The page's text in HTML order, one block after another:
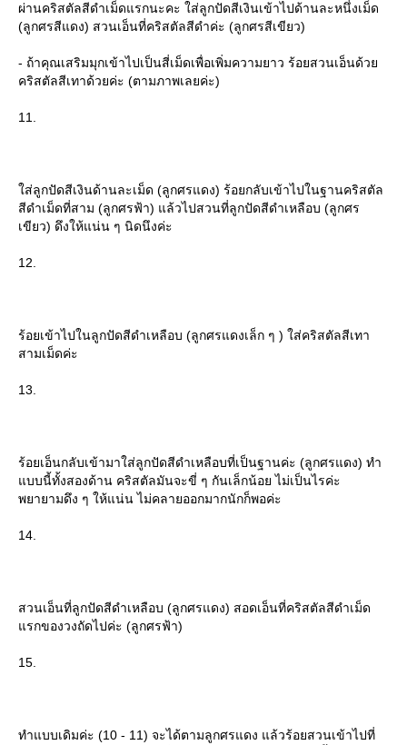
ผ่านคริสตัลสีดำเม็ดแรกนะคะ ใส่ลูกปัดสีเงินเข้าไปด้านละหนึ่งเม็ด
(ลูกศรสีแดง) สวนเอ็นที่คริสตัลสีดำค่ะ (ลูกศรสีเขียว)
- ถ้าคุณเสริมมุกเข้าไปเป็นสี่เม็ดเพื่อเพิ่มความยาว ร้อยสวนเอ็นด้ว
คริสตัลสีเทาด้วยค่ะ (ตามภาพเลยค่ะ)
11.
ส่ลูกปัดสีเงินด้านละเม็ด (ลูกศรแดง) ร้อยกลับเข้าไปในฐานคริสตัล
สีดำเม็ดที่สาม (ลูกศรฟ้า) แล้วไปสวนที่ลูกปัดสีดำเหลือบ (ลูกศร
เขียว) ดึงให้แน่น ๆ นิดนึงค่ะ
12.
ร้อยเข้าไปในลูกปัดสีดำเหลือบ (ลูกศรแดงเล็ก ๆ ) ใส่คริสตัลสีเทา
สามเม็ดค่ะ
13.
ร้อยเอ็นกลับเข้ามาใส่ลูกปัดสีดำเหลือบที่เป็นฐานค่ะ (ลูกศรแดง) ทำ
บบนี้ทั้งสองด้าน คริสตัลมันจะขี่ ๆ กันเล็กน้อย ไม่เป็นไรค่ะ
พยายามดึง ๆ ให้แน่น ไม่คลายออกมากนักก็พอค่ะ
14.
สวนเอ็นที่ลูกปัดสีดำเหลือบ (ลูกศรแดง) สอดเอ็นที่คริสตัลสีดำเม็ด
รกของวงถัดไปค่ะ (ลูกศรฟ้า)
15.
ทำแบบเดิมค่ะ (10 - 11) จะได้ตามลูกศรแดง แล้วร้อยสวนเข้าไปที่